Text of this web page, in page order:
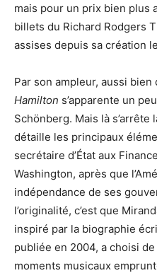
mais pour un prix bien plus
billets du Richard Rodgers
assises depuis sa création
Par son ampleur, aussi
Hamilton s’apparente un
Schönberg. Mais là s’arrête
détaille les principaux
secrétaire d’État aux
Washington, après que
indépendance de ses
l’originalité, c’est que
inspiré par la biographie
publiée en 2004, a choisi
moments musicaux